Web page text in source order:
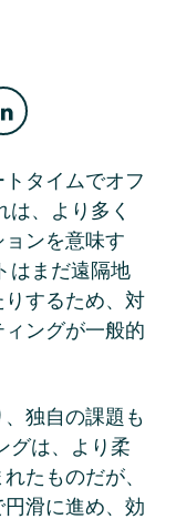
LinkedIn
タイムでオフ
は、より多く
ンを意味す
はまだ遠隔地
するため、対
ングが一般的
独自の課題も
グは、より柔
たものだが、
滑に進め、効